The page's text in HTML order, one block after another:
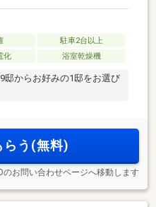
駐車2台以上
化 浴室乾燥機
からお好みの1邸をお選び
らう(無料)
のお問い合わせページへ移動します